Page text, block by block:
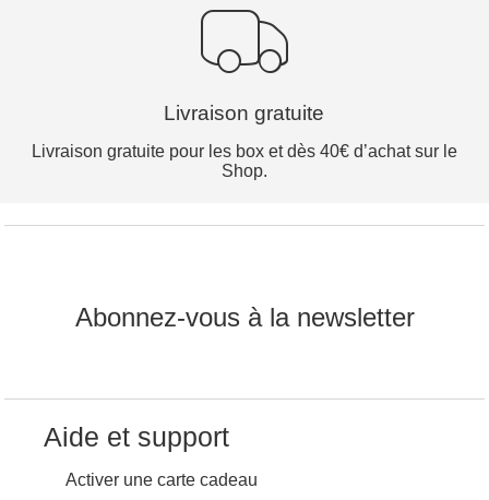
Livraison gratuite
Livraison gratuite pour les box et dès 40€ d’achat sur le
Shop.
Abonnez-vous à la newsletter
Aide et support
Activer une carte cadeau